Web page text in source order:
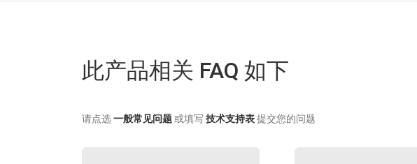
此产品相关 FAQ 如下
请点选一般常见问题或填写 技术支持表提交您的问题